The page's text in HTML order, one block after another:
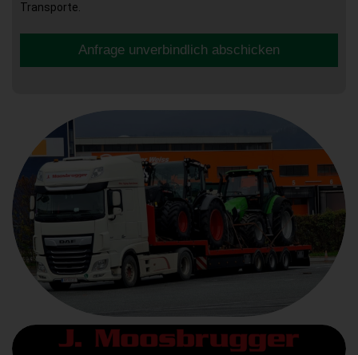
Transporte.
Anfrage unverbindlich abschicken